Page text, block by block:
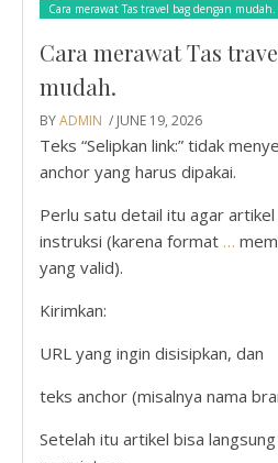
Cara merawat Tas travel bag dengan mudah.
Cara merawat Tas
mudah.
BYADMIN / JUNE 19, 2026
Teks “Selipkan link:” tidak
anchor yang harus dipakai.
Perlu satu detail itu agar
instruksi (karena format …
yang valid).
Kirimkan:
URL yang ingin disisipkan, dan
teks anchor (misalnya nama
Setelah itu artikel bisa